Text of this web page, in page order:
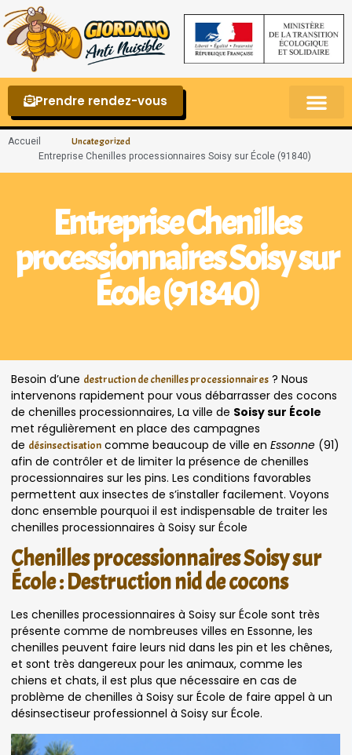
Prendre rendez-vous
Accueil Uncategorized
Entreprise Chenilles processionnaires Soisy sur École (91840)
Entreprise Chenilles
processionnaires Soisy sur
École (91840)
Besoin d’une destruction de chenilles processionnaires ? Nous
intervenons rapidement pour vous débarrasser des cocons
de chenilles processionnaires, La ville de Soisy sur École
met régulièrement en place des campagnes
de désinsectisation comme beaucoup de ville en Essonne (91)
afin de contrôler et de limiter la présence de chenilles
processionnaires sur les pins. Les conditions favorables
permettent aux insectes de s’installer facilement. Voyons
donc ensemble pourquoi il est indispensable de traiter les
chenilles processionnaires à Soisy sur École
Chenilles processionnaires Soisy sur
École : Destruction nid de cocons
Les chenilles processionnaires à Soisy sur École sont très
présente comme de nombreuses villes en Essonne, les
chenilles peuvent faire leurs nid dans les pin et les chênes,
et sont très dangereux pour les animaux, comme les
chiens et chats, il est plus que nécessaire en cas de
problème de chenilles à Soisy sur École de faire appel à un
désinsectiseur professionnel à Soisy sur École.